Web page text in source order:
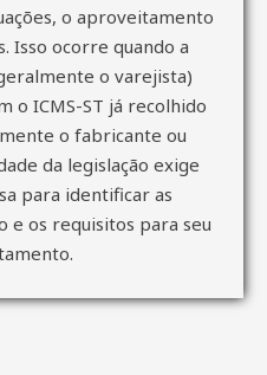
o aproveitamento
Isso ocorre quando a
o varejista)
o ICMS-ST já recolhido
o fabricante ou
da legislação exige
para identificar as
e os requisitos para seu